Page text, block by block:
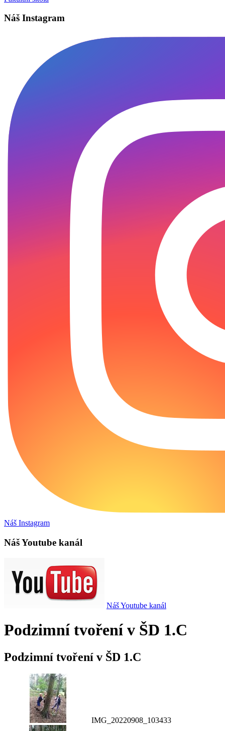
Náš Instagram
Náš Instagram
Náš Youtube kanál
Náš Youtube kanál
Podzimní tvoření v ŠD 1.C
Podzimní tvoření v ŠD 1.C
IMG_20220908_103433